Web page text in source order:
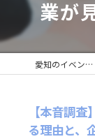
業が
愛知のイベント業なら株式会社COMET
【本音調
る理由と、